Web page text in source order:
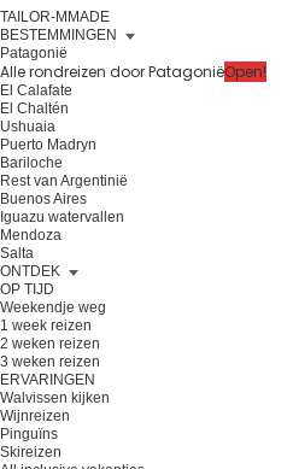
TAILOR-MMADE
BESTEMMINGEN
Patagonië
Alle rondreizen door PatagoniëOpen!
El Calafate
El Chaltén
Ushuaia
Puerto Madryn
Bariloche
Rest van Argentinië
Buenos Aires
Iguazu watervallen
Mendoza
Salta
ONTDEK
OP TIJD
Weekendje weg
1 week reizen
2 weken reizen
3 weken reizen
ERVARINGEN
Walvissen kijken
Wijnreizen
Pinguïns
Skireizen